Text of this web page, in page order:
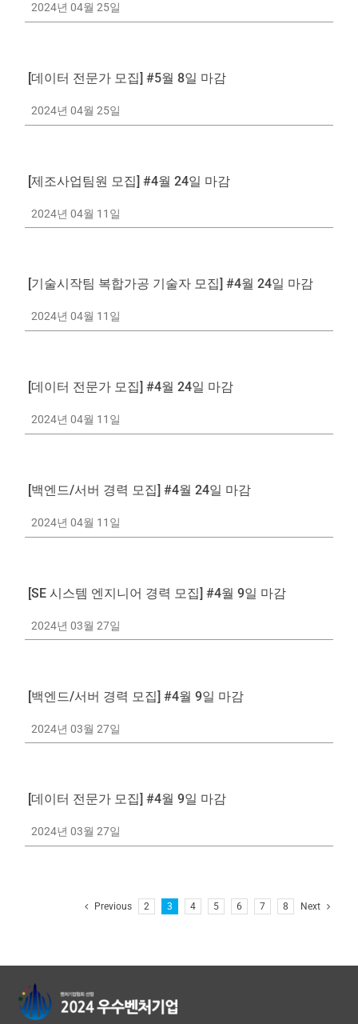
2024년 04월 25일
[데이터 전문가 모집] #5월 8일 마감
2024년 04월 25일
[제조사업팀원 모집] #4월 24일 마감
2024년 04월 11일
[기술시작팀 복합가공 기술자 모집] #4월 24일 마감
2024년 04월 11일
[데이터 전문가 모집] #4월 24일 마감
2024년 04월 11일
[백엔드/서버 경력 모집] #4월 24일 마감
2024년 04월 11일
[SE 시스템 엔지니어 경력 모집] #4월 9일 마감
2024년 03월 27일
[백엔드/서버 경력 모집] #4월 9일 마감
2024년 03월 27일
[데이터 전문가 모집] #4월 9일 마감
2024년 03월 27일
Previous 2 3 4 5 6 7 8 Next